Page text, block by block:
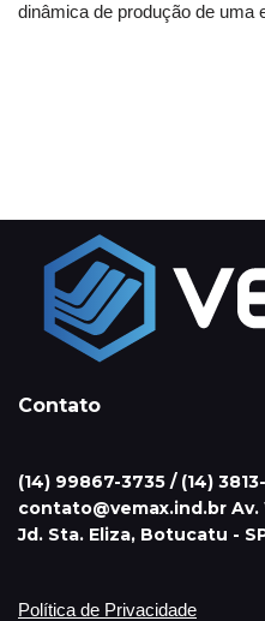
dinâmica de produção de uma
Contato
(14) 99867-3735 / (14)
contato@vemax.ind.br Av.
Jd. Sta. Eliza, Botucatu -
Política de Privacidade